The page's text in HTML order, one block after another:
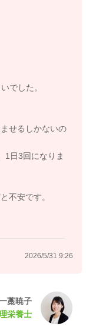
でした。
せるしかないの
1日3回になりま
不安です。
2026/5/31 9:26
藁暁子
栄養士